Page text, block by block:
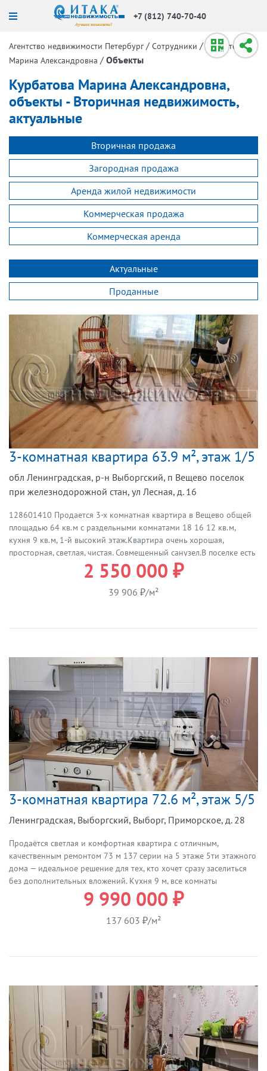
+7 (812) 740-70-40
Агентство недвижимости Петербург / Сотрудники / Курбатова
Марина Александровна / Объекты
Курбатова Марина Александровна,
объекты - Вторичная недвижимость,
актуальные
Вторичная продажа
Загородная продажа
Аренда жилой недвижимости
Коммерческая продажа
Коммерческая аренда
Актуальные
Проданные
3-комнатная квартира 63.9 м², этаж 1/5
обл Ленинградская, р-н Выборгский, п Вещево поселок
при железнодорожной стан, ул Лесная, д. 16
128601410 Продается 3-х комнатная квартира в Вещево общей
площадью 64 кв.м с раздельными комнатами 18 16 12 кв.м,
кухня 9 кв.м, 1-й высокий этаж.Квартира очень хорошая,
просторная, светлая, чистая. Совмещенный санузел.В поселке есть
школа, дет.сад, магазины, ОЗОН.Прямая продажа.Итака. Работаем
с 1993 года.Итака. Работаем с 1993 года.
2 550 000 ₽
39 906 ₽/м²
3-комнатная квартира 72.6 м², этаж 5/5
Ленинградская, Выборгский, Выборг, Приморское, д. 28
Продаётся светлая и комфортная квартира с отличным,
качественным ремонтом 73 м 137 серии на 5 этаже 5ти этажного
дома — идеальное решение для тех, кто хочет сразу заселиться
без дополнительных вложений. Кухня 9 м, все комнаты
раздельные, вместительная гардеробная, есть лоджия, СУС. Крыша
не течет, подъезд чистый, с ремонтом. Вся мебель остаётся новым
владельцам и вам не придётся тратиться на обустройство. Во
готовы к сделке. Возможна покупка в ипотеку. Все вопросы по
9 990 000 ₽
137 603 ₽/м²